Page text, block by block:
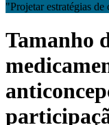
"Projetar estratégias
Tamanho